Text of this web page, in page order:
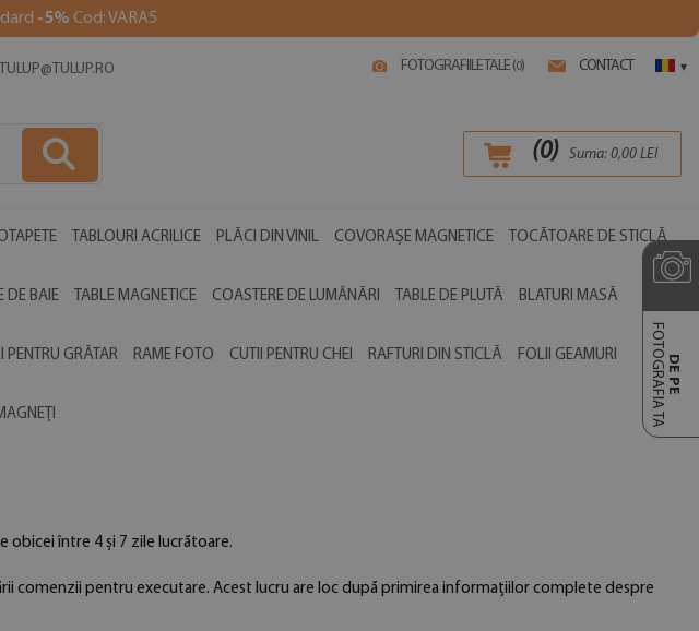
-5% Cod: VARA5
FOTOGRAFIILE TALE (0) CONTACT ▾
TULUP@TULUP.RO
(0) Suma: 0,00LEI
TABLOURI ACRILICE PLĂCI DIN VINIL COVORAȘE MAGNETICE TOCĂTOARE DE STICLĂ
DE BAIE TABLE MAGNETICE COASTERE DE LUMÂNĂRI TABLE DE PLUTĂ BLATURI MASĂ
PENTRU GRĂTAR RAME FOTO CUTII PENTRU CHEI RAFTURI DIN STICLĂ FOLII GEAMURI DE PE
FOTOGRAFIA TA
obicei între 4 și 7 zile lucrătoare.
comenzii pentru executare. Acest lucru are loc după primirea informațiilor complete despre